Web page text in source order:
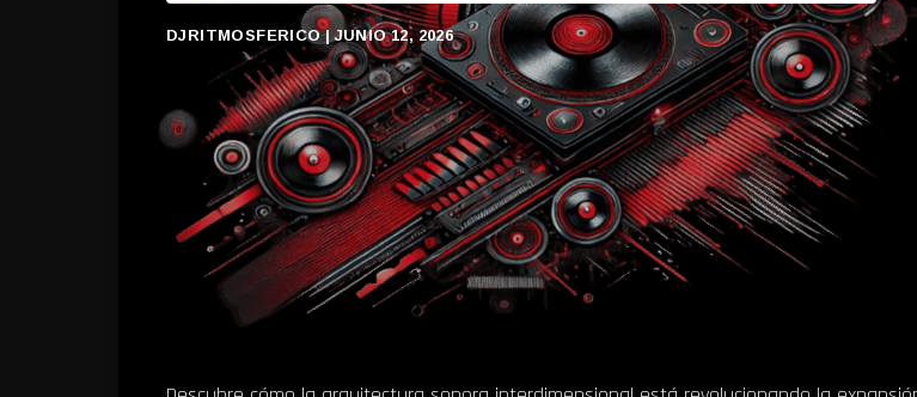
DJRITMOSFERICO | JUNIO 12, 2026